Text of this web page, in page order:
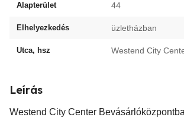
Alapterület 44
Elhelyezkedés üzletházban
Utca, hsz Westend City
Leírás
Westend City Center